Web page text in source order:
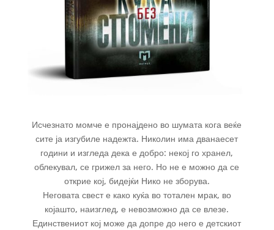
Исчезнато момче е пронајдено во шумата кога веќе
сите ја изгубиле надежта. Николин има дванаесет
години и изгледа дека е добро: некој го хранел,
облекувал, се грижел за него. Но не е можно да се
открие кој, бидејќи Нико не зборува.
Неговата свест е како куќа во тотален мрак, во
којашто, наизглед, е невозможно да се влезе.
Единствениот кој може да допре до него е детскиот